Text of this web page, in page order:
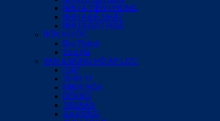
NHỰA TIỀN PHONG
NHỰA ĐỆ NHẤT
NHỰA ĐẠT HÒA
BỒN NƯỚC
Đại Thành
Sơn Hà
VAN & ĐỒNG HỒ ÁP LỰC
ITAP
SHIN YI
MINH HÒA
DEKKO
TAIJAAN
JIA RONG